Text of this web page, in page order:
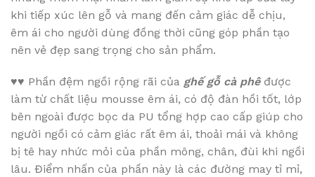
khi tiếp xúc lên gỗ và mang đến cảm giác dễ chịu,
êm ái cho người dùng đồng thời cũng góp phần tạo
nên vẻ đẹp sang trọng cho sản phẩm.
♥♥ Phần đệm ngồi rộng rãi của ghế gỗ cà phêđược
làm từ chất liệu mousse êm ái, có độ đàn hồi tốt, lớp
bên ngoài được bọc da PU tổng hợp cao cấp giúp cho
người ngồi có cảm giác rất êm ái, thoải mái và không
bị tê hay nhức mỏi của phần mông, chân, đùi khi ngồi
lâu. Điểm nhấn của phần này là các đường may tỉ mỉ,